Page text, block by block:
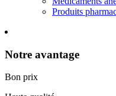
Produits
Notre avantage
Bon prix